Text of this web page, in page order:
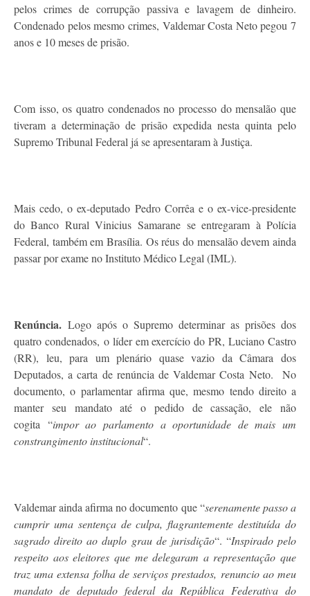
pelos crimes de corrupção passiva e lavagem de dinheiro.
Condenado pelos mesmo crimes, Valdemar Costa Neto pegou 7
anos e 10 meses de prisão.
Com isso, os quatro condenados no processo do mensalão que
tiveram a determinação de prisão expedida nesta quinta pelo
Supremo Tribunal Federal já se apresentaram à Justiça.
Mais cedo, o ex-deputado Pedro Corrêa e o ex-vice-presidente
do Banco Rural Vinicius Samarane se entregaram à Polícia
Federal, também em Brasília. Os réus do mensalão devem ainda
passar por exame no Instituto Médico Legal (IML).
Renúncia. Logo após o Supremo determinar as prisões dos
quatro condenados, o líder em exercício do PR, Luciano Castro
(RR), leu, para um plenário quase vazio da Câmara dos
Deputados, a carta de renúncia de Valdemar Costa Neto. No
documento, o parlamentar afirma que, mesmo tendo direito a
manter seu mandato até o pedido de cassação, ele não
cogita “impor ao parlamento a oportunidade de mais um
constrangimento institucional“.
Valdemar ainda afirma no documento que “serenamente passo a
cumprir uma sentença de culpa, flagrantemente destituída do
sagrado direito ao duplo grau de jurisdição“. “Inspirado pelo
respeito aos eleitores que me delegaram a representação que
traz uma extensa folha de serviços prestados, renuncio ao meu
mandato de deputado federal da República Federativa do